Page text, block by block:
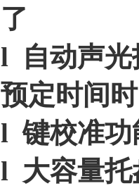
了
l 自动声光
预定时间
l 键校准功
l 大容量托